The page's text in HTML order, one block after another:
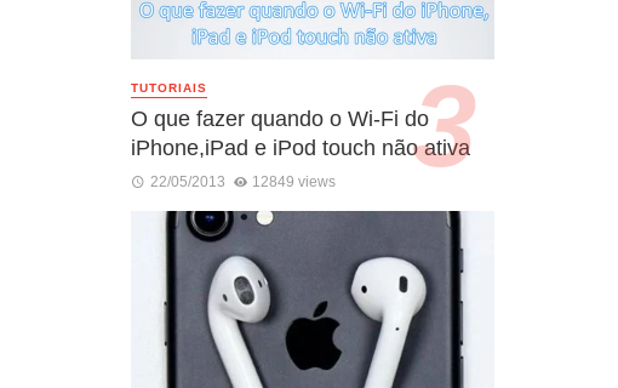
TUTORIAIS
O que fazer quando o Wi-Fi do
iPhone,iPad e iPod touch não ativa
22/05/2013 12849 views